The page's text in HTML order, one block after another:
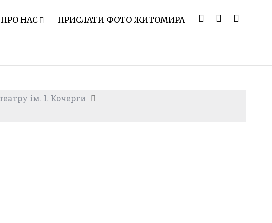
ПРО НАС ПРИСЛАТИ ФОТО ЖИТОМИРА
ім. І. Кочерги